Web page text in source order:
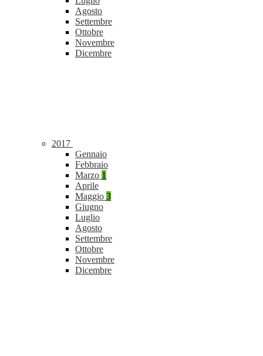
Agosto
Settembre
Ottobre
Novembre
Dicembre
2017
Gennaio
Febbraio
Marzo 1
Aprile
Maggio 3
Giugno
Luglio
Agosto
Settembre
Ottobre
Novembre
Dicembre